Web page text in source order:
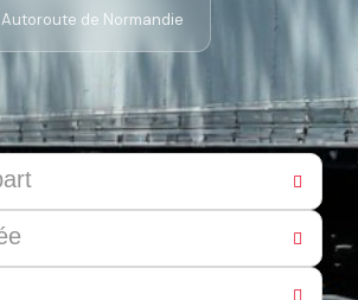
Autoroute de Normandie